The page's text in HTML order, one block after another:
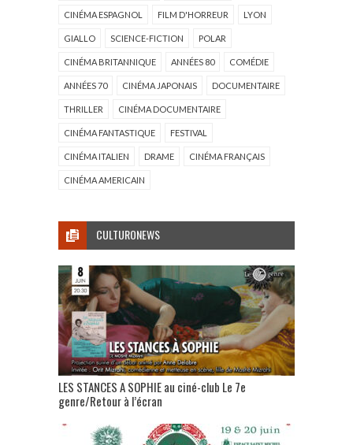
CINÉMA ESPAGNOL FILM D'HORREUR LYON
GIALLO SCIENCE-FICTION POLAR
CINÉMA BRITANNIQUE ANNÉES 80 COMÉDIE
ANNÉES 70 CINÉMA JAPONAIS DOCUMENTAIRE
THRILLER CINÉMA DOCUMENTAIRE
CINÉMA FANTASTIQUE FESTIVAL
CINÉMA ITALIEN DRAME CINÉMA FRANÇAIS
CINÉMA AMERICAIN
CULTURONEWS
LES STANCES A SOPHIE au ciné-club Le 7e
genre/Retour à l’écran